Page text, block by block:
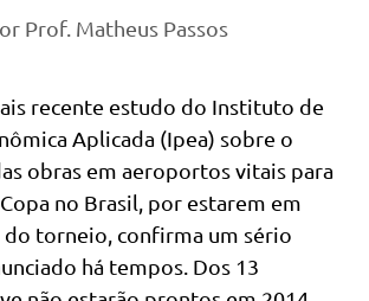
Prof. Matheus Passos
recente estudo do Instituto de
Aplicada (Ipea) sobre o
obras em aeroportos vitais para
no Brasil, por estarem em
do torneio, confirma um sério
há tempos. Dos 13